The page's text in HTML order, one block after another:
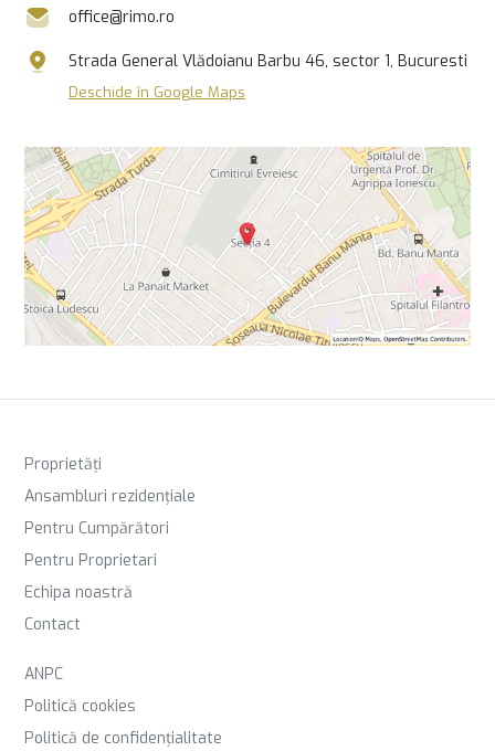
office@rimo.ro
Strada General Vlădoianu Barbu 46, sector 1, Bucuresti
Deschide în Google Maps
Proprietăți
Ansambluri rezidențiale
Pentru Cumpărători
Pentru Proprietari
Echipa noastră
Contact
ANPC
Politică cookies
Politică de confidențialitate